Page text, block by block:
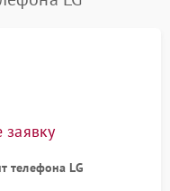
заявку
телефона LG